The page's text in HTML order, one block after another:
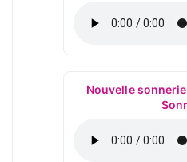
Nouvelle